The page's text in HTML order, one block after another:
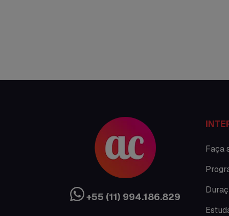
+55 (11) 994.186.829
Faça